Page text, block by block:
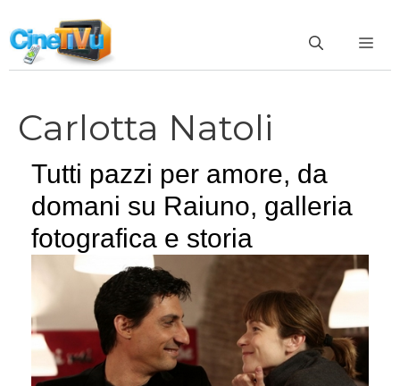
al
contenuto
Carlotta Natoli
Tutti pazzi per amore, da
domani su Raiuno, galleria
fotografica e storia